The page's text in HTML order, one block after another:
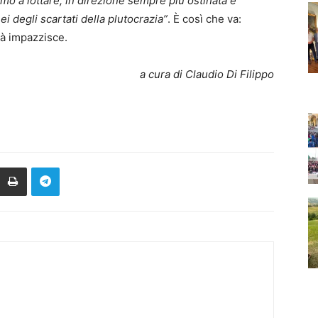
degli scartati della plutocrazia”. È così che va:
impazzisce.
a cura di Claudio Di Filippo